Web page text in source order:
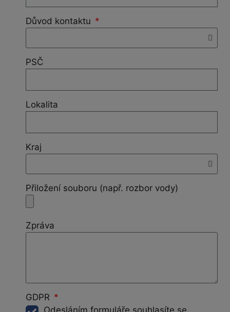
Důvod kontaktu
PSČ
Lokalita
Kraj
Přiložení souboru (např. rozbor vody)
Zpráva
GDPR
Odesláním formuláře souhlasíte se